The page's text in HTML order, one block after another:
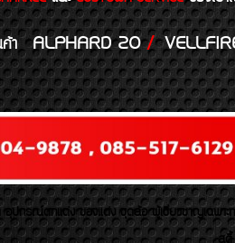
า ALPHARD 20/
อุปกรณ์ตกแต่ง ของแต่ง ชุดล้อ ผู้เชี่ยวชาญเฉพา
สตี้